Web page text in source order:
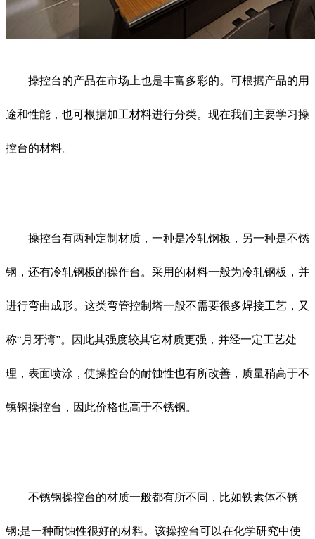
操控台的产品在市场上也是丰富多彩的。可根据产品的用
途和性能，也可根据加工材料进行分类。现在我们主要学习操
控台的材料。
操控台有两种定制材质，一种是冷轧钢板，另一种是不锈
钢，还有冷轧钢板的操作台。采用的材料一般为冷轧钢板，并
进行弯曲成形。这类弯管控制塔一般不需要很多焊接工艺，又
称“月牙湾”。因此其强度较其它材质更强，并经一定工艺处
理，表面喷涂，使操控台的耐蚀性也有所改善，质量稍高于不
锈钢操控台，因此价格也高于不锈钢。
不锈钢操控台的材质一般都有所不同，比如铁素体不锈
钢;是一种耐蚀性很好的材料。该操控台可以在化学研究中使